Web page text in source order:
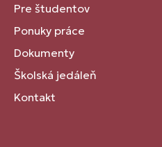
Pre študentov
Ponuky práce
Dokumenty
Školská jedáleň
Kontakt